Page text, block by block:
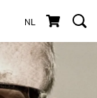
NL